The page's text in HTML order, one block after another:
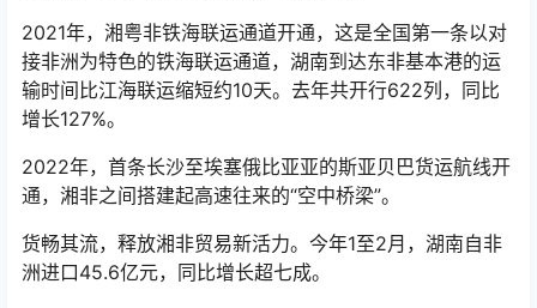
2021年，湘粤非铁海联运通道开通，这是全国第一条以对
接非洲为特色的铁海联运通道，湖南到达东非基本港的运
输时间比江海联运缩短约10天。去年共开行622列，同比
增长127%。
2022年，首条长沙至埃塞俄比亚亚的斯亚贝巴货运航线开
通，湘非之间搭建起高速往来的“空中桥梁”。
货畅其流，释放湘非贸易新活力。今年1至2月，湖南自非
洲进口45.6亿元，同比增长超七成。